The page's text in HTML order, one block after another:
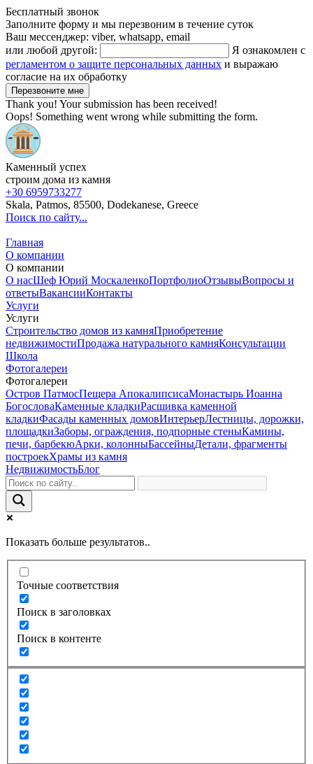
Бесплатный звонок
Заполните форму и мы перезвоним в течение суток
Ваш мессенджер: viber, whatsapp, email
или любой другой:
Я ознакомлен с
регламентом о защите персональных данных и выражаю
согласие на их обработку
Thank you! Your submission has been received!
Oops! Something went wrong while submitting the form.
Каменный успех
строим дома из камня
+30 6959733277
Skala, Patmos, 85500, Dodekanese, Greece
Поиск по сайту...
Главная
О компании
О компании
О насШеф Юрий МоскаленкоПортфолиоОтзывыВопросы и
ответыВакансииКонтакты
Услуги
Услуги
Строительство домов из камняПриобретение
недвижимостиПродажа натурального камняКонсультации
Школа
Фотогалереи
Фотогалереи
Остров ПатмосПещера АпокалипсисаМонастырь Иоанна
БогословаКаменные кладкиРасшивка каменной
кладкиФасады каменных домовИнтерьерЛестницы, дорожки,
площадкиЗаборы, ограждения, подпорные стеныКамины,
печи, барбекюАрки, колонныБассейныДетали, фрагменты
построекХрамы из камня
НедвижимостьБлог
Показать больше результатов..
Точные соответствия
Поиск в заголовках
Поиск в контенте